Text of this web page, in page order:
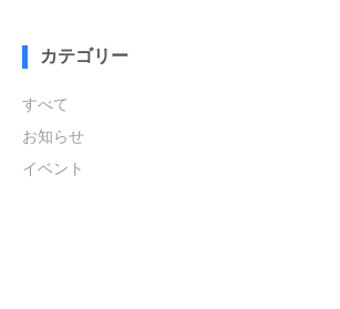
カテゴリー
すべて
お知らせ
イベント